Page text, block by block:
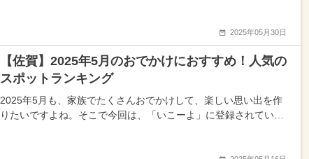
2025年05月30日
【佐賀】2025年5月のおでかけにおすすめ！人気の
スポットランキング
2025年5月も、家族でたくさんおでかけして、楽しい思い出を作
りたいですよね。そこで今回は、「いこーよ」に登録されてい…